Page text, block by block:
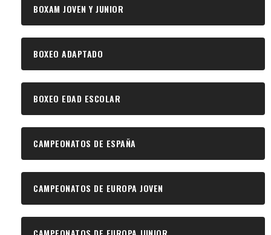
BOXAM JOVEN Y JUNIOR
BOXEO ADAPTADO
BOXEO EDAD ESCOLAR
CAMPEONATOS DE ESPAÑA
CAMPEONATOS DE EUROPA JOVEN